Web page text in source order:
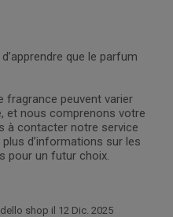
que le parfum
fragrance peuvent varier
et nous comprenons votre
à contacter notre service
d’informations sur les
pour un futur choix.
shop il 12 Dic. 2025